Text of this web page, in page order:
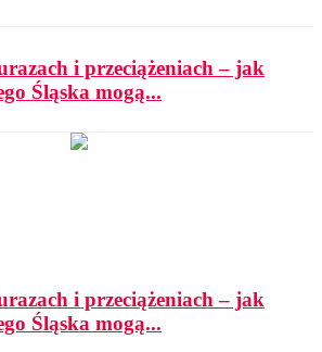
i przeciążeniach – jak
Śląska mogą...
i przeciążeniach – jak
Śląska mogą...